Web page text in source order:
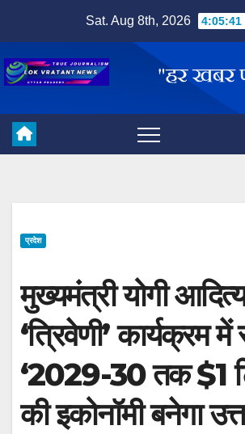
content
Sat. Aug 8th, 2026 4:05:41
प्रदेश
मुख्यमंत्री योगी
‘त्रिवेणी’ कार्यक्रम
‘2029-30 तक $1
की इकोनॉमी बनेगा